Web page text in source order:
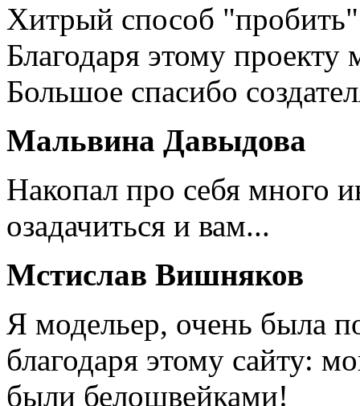
Хитрый способ
Благодаря этому
Большое спасибо
Мальвина Давыдова
Накопал про себя много
озадачиться и вам...
Мстислав Вишняков
Я модельер, очень была
благодаря этому сайту:
были белошвейками!